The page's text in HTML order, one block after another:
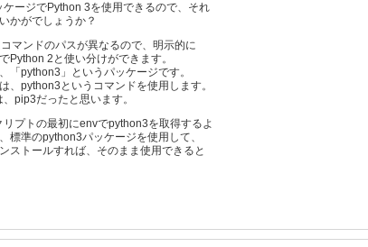
ージでPython 3を使用できるので、それ
かがでしょうか？
マンドのパスが異なるので、明示的に
Python 2と使い分けができます。
「python3」というパッケージです。
、python3というコマンドを使用します。
pip3だったと思います。
プトの最初にenvでpython3を取得するよ
標準のpython3パッケージを使用して、
ストールすれば、そのまま使用できると